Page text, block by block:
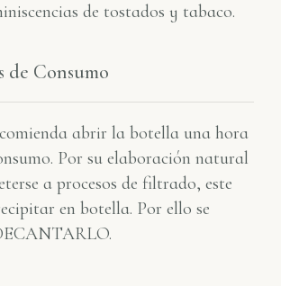
de tostados y tabaco.
de Consumo
abrir la botella una hora
Por su elaboración natural
a procesos de filtrado, este
en botella. Por ello se